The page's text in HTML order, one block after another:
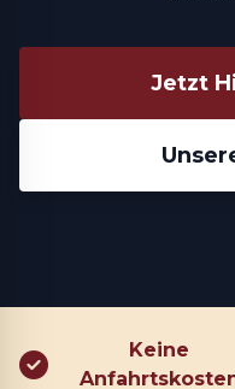
Jetzt
Keine